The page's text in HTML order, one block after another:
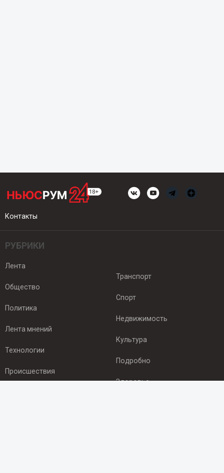
Контакты
РУБРИКИ
Лента
Общество
Политика
Лента мнений
Технологии
Происшествия
Транспорт
Спорт
Недвижимость
Культура
Подробно
Здоровье